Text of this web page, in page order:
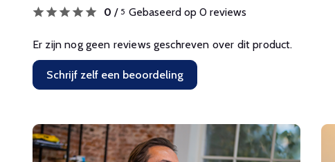
0 / 5 Gebaseerd op 0 reviews
Er zijn nog geen reviews geschreven over dit product.
Schrijf zelf een beoordeling